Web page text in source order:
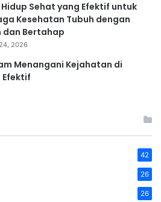
Sehat yang Efektif untuk
Kesehatan Tubuh dengan
dan Bertahap
2026
Menangani Kejahatan di
Efektif
42
26
26